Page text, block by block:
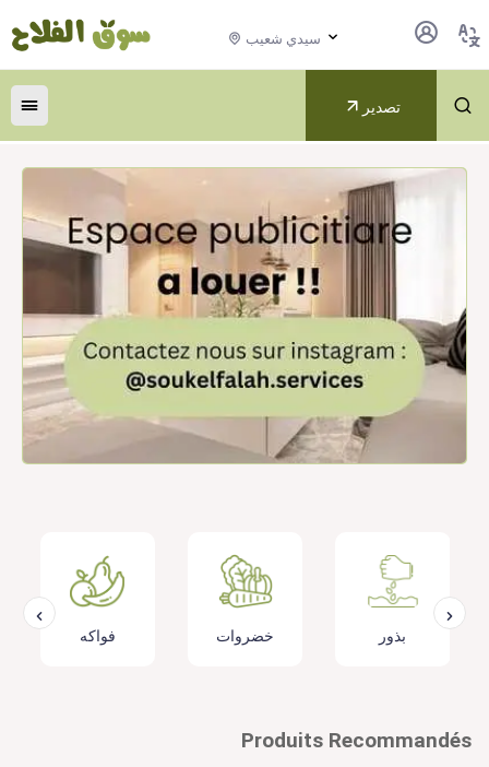
سيدي شعيب
تصدير
فواكه خضروات بذور
Produits Recommandés